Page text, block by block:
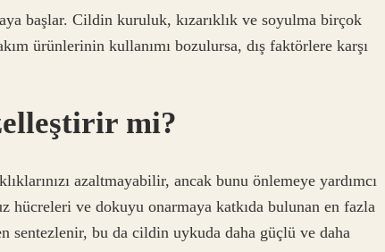
başlar. Cildin kuruluk, kızarıklık ve soyulma birçok
ürünlerinin kullanımı bozulursa, dış faktörlere karşı
mi?
azaltmayabilir, ancak bunu önlemeye yardımcı
hücreleri ve dokuyu onarmaya katkıda bulunan en fazla
bu da cildin uykuda daha güçlü ve daha